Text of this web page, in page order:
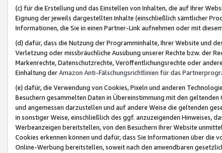
(c) für die Erstellung und das Einstellen von Inhalten, die auf Ihrer
Eignung der jeweils dargestellten Inhalte (einschließlich sämtlicher
Informationen, die Sie in einen Partner-Link aufnehmen oder mit
(d) dafür, dass die Nutzung der Programminhalte, Ihrer Website und
Verletzung oder missbräuchliche Ausübung unserer Rechte bzw. der
Markenrechte, Datenschutzrechte, Veröffentlichungsrechte oder
Einhaltung derAmazon Anti-Fälschungsrichtlinien für das
(e) dafür, die Verwendung von Cookies, Pixeln und anderen
Besuchern gesammelten Daten in Übereinstimmung mit den
und angemessen darzustellen und auf andere Weise die geltenden
in sonstiger Weise, einschließlich des ggf. anzuzeigenden Hinweises,
Werbeanzeigen bereitstellen, von den Besuchern Ihrer Website
Cookies erkennen können und dafür, dass Sie Informationen über die
Online-Werbung bereitstellen, soweit nach den anwendbaren